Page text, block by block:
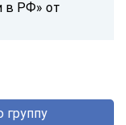
в РФ» от